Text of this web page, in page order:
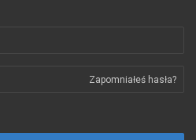
Zapomniałeś hasła?